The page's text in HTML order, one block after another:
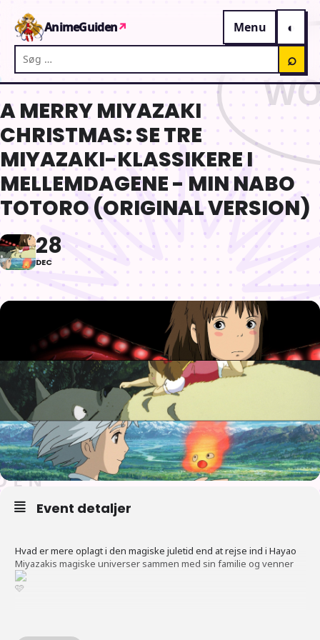
AnimeGuiden↗
Menu
Søg på AnimeGuiden
⌕
A MERRY MIYAZAKI
CHRISTMAS: SE TRE
MIYAZAKI-KLASSIKERE I
MELLEMDAGENE - MIN NABO
TOTORO (ORIGINAL VERSION)
28
DEC
Event detaljer
Hvad er mere oplagt i den magiske juletid end at rejse ind i Hayao
Miyazakis magiske universer sammen med sin familie og venner